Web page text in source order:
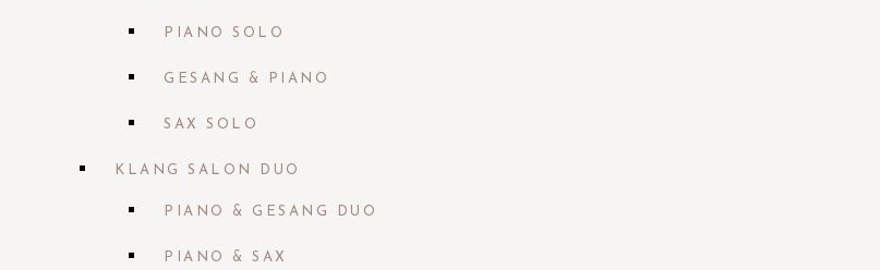
PIANO SOLO
GESANG & PIANO
SAX SOLO
KLANG SALON DUO
PIANO & GESANG DUO
PIANO & SAX